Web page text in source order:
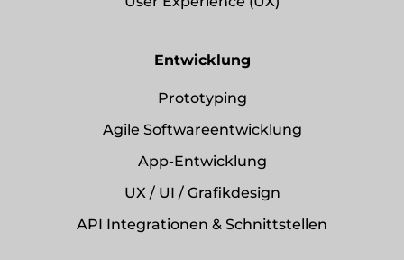
Entwicklung
Prototyping
Agile Softwareentwicklung
App-Entwicklung
UX / UI / Grafikdesign
API Integrationen & Schnittstellen